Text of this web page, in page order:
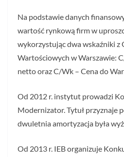
Na podstawie danych
wartość rynkową firm w
wykorzystując dwa wskaźniki z
Wartościowych w Warszawie:
netto oraz C/Wk – Cena do
Od 2012 r. instytut prowadzi
Modernizator. Tytuł przyznaje
dwuletnia amortyzacja była
Od 2013 r. IEB organizuje